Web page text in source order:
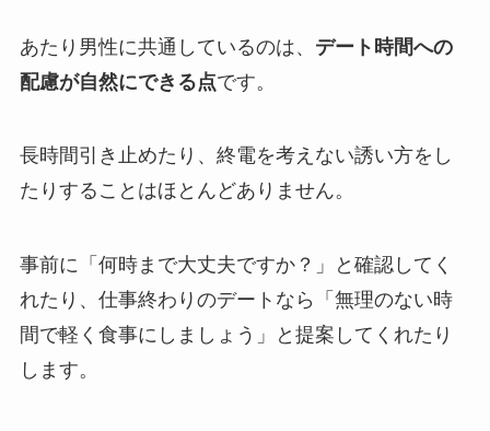
あたり男性に共通しているのは、 デート時間への
配慮が自然にできる点です。
長時間引き止めたり、終電を考えない誘い方をし
たりすることはほとんどありません。
事前に「何時まで大丈夫ですか？」と確認してく
れたり、仕事終わりのデートなら「無理のない時
間で軽く食事にしましょう」と提案してくれたり
します。